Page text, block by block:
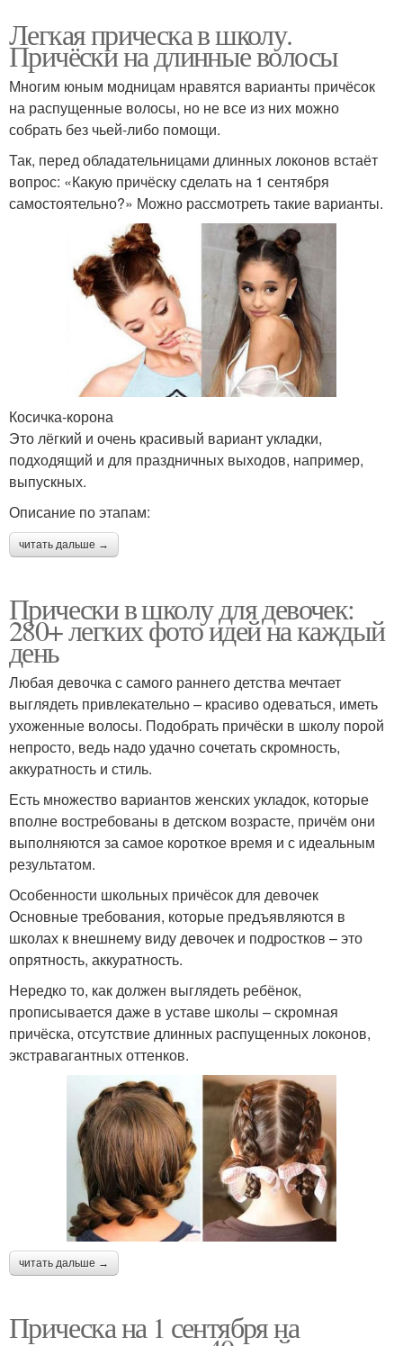
Легкая прическа в школу.
Причёски на длинные волосы
Многим юным модницам нравятся варианты причёсок
на распущенные волосы, но не все из них можно
собрать без чьей-либо помощи.
Так, перед обладательницами длинных локонов встаёт
вопрос: «Какую причёску сделать на 1 сентября
самостоятельно?» Можно рассмотреть такие варианты.
Косичка-корона
Это лёгкий и очень красивый вариант укладки,
подходящий и для праздничных выходов, например,
выпускных.
Описание по этапам:
читать дальше →
Прически в школу для девочек:
280+ легких фото идей на каждый
день
Любая девочка с самого раннего детства мечтает
выглядеть привлекательно – красиво одеваться, иметь
ухоженные волосы. Подобрать причёски в школу порой
непросто, ведь надо удачно сочетать скромность,
аккуратность и стиль.
Есть множество вариантов женских укладок, которые
вполне востребованы в детском возрасте, причём они
выполняются за самое короткое время и с идеальным
результатом.
Особенности школьных причёсок для девочек
Основные требования, которые предъявляются в
школах к внешнему виду девочек и подростков – это
опрятность, аккуратность.
Нередко то, как должен выглядеть ребёнок,
прописывается даже в уставе школы – скромная
причёска, отсутствие длинных распущенных локонов,
экстравагантных оттенков.
читать дальше →
Прическа на 1 сентября на